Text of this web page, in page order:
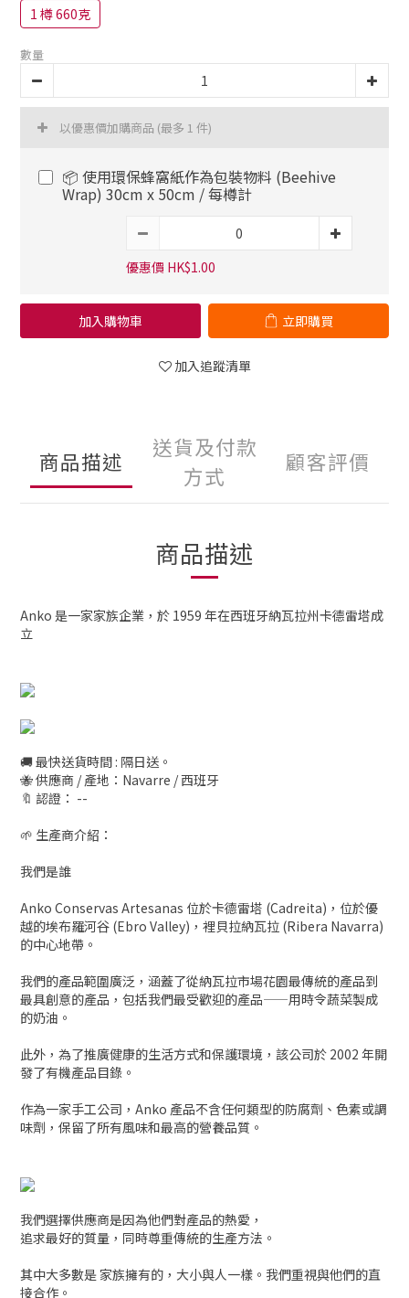
1 樽 660克
數量
以優惠價加購商品 (最多 1 件)
📦 使用環保蜂窩紙作為包裝物料 (Beehive
Wrap) 30cm x 50cm / 每樽計
優惠價 HK$1.00
加入購物車 立即購買
加入追蹤清單
商品描述
送貨及付款
方式
顧客評價
商品描述
Anko 是一家家族企業，於 1959 年在西班牙納瓦拉州卡德雷塔成
立
🚚 最快送貨時間 : 隔日送。
🐝 供應商 / 產地：Navarre / 西班牙
🔖 認證： --
🌱 生產商介紹：
我們是誰
Anko Conservas Artesanas 位於卡德雷塔 (Cadreita)，位於優
越的埃布羅河谷 (Ebro Valley)，裡貝拉納瓦拉 (Ribera Navarra)
的中心地帶。
我們的產品範圍廣泛，涵蓋了從納瓦拉市場花園最傳統的產品到
最具創意的產品，包括我們最受歡迎的產品——用時令蔬菜製成
的奶油。
此外，為了推廣健康的生活方式和保護環境，該公司於 2002 年開
發了有機產品目錄。
作為一家手工公司，Anko 產品不含任何類型的防腐劑、色素或調
味劑，保留了所有風味和最高的營養品質。
我們選擇供應商是因為他們對產品的熱愛，
追求最好的質量，同時尊重傳統的生產方法。
其中大多數是 家族擁有的，大小與人一樣。我們重視與他們的直
接合作。